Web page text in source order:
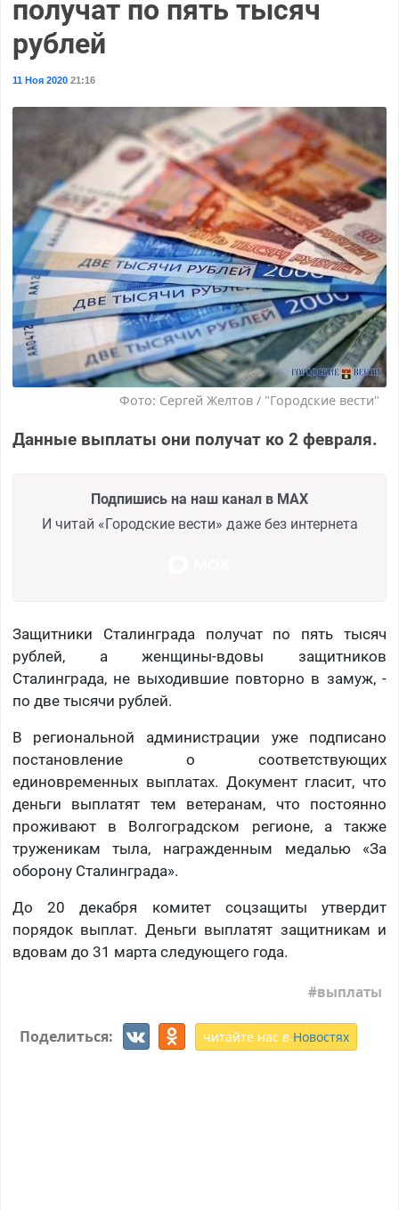
получат по пять тысяч
рублей
11 Ноя 202021:16
Фото: Сергей Желтов / "Городские вести"
Данные выплаты они получат ко 2 февраля.
Подпишись на наш канал в MAX
И читай «Городские вести» даже без интернета
Защитники Сталинграда получат по пять тысяч
рублей, а женщины-вдовы защитников
Сталинграда, не выходившие повторно в замуж, -
по две тысячи рублей.
В региональной администрации уже подписано
постановление о соответствующих
единовременных выплатах. Документ гласит, что
деньги выплатят тем ветеранам, что постоянно
проживают в Волгоградском регионе, а также
труженикам тыла, награжденным медалью «За
оборону Сталинграда».
До 20 декабря комитет соцзащиты утвердит
порядок выплат. Деньги выплатят защитникам и
вдовам до 31 марта следующего года.
выплаты
Поделиться: читайте нас в Новостях